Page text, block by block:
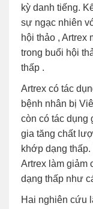
kỳ danh tiếng.
sự ngạc nhiên
hội thảo , Artrex
trong buổi hội
thấp .
Artrex có tác
bệnh nhân bị
còn có tác dụng
gia tăng chất
khớp dạng
Artrex làm giảm
dạng thấp như
Hai nghiên cứu